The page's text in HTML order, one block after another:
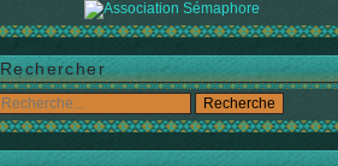
Rechercher